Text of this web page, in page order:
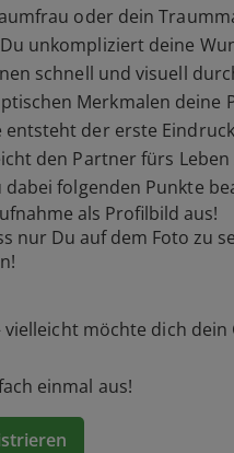
oder dein
unkompliziert deine
schnell und visuell
Merkmalen deine
entsteht der erste
den Partner fürs
folgenden Punkte
als Profilbild aus!
nur Du auf dem Foto zu
vielleicht möchte dich
einmal aus!